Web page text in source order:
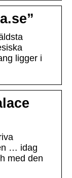
ligger i
… idag
med den